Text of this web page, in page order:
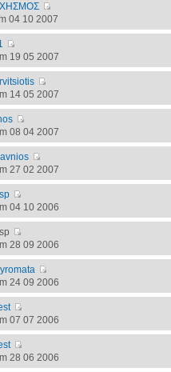
04 10 2007
19 05 2007
14 05 2007
08 04 2007
27 02 2007
04 10 2006
28 09 2006
24 09 2006
07 07 2006
28 06 2006